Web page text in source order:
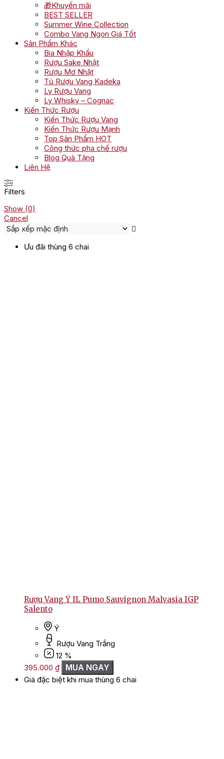
🎁Khuyến mãi
BEST SELLER
Summer Wine Collection
Combo Vang Ngon Giá Tốt
Sản Phẩm Khác
Bia Nhập Khẩu
Rượu Sake Nhật
Rượu Mơ Nhật
Tủ Rượu Vang Kadeka
Ly Rượu Vang
Ly Whisky – Cognac
Kiến Thức Rượu
Kiến Thức Rượu Vang
Kiến Thức Rượu Mạnh
Top Sản Phẩm HOT
Công thức pha chế rượu
Blog Quà Tặng
Liên Hệ
Filters
Show (0)
Cancel
Ưu đãi thùng 6 chai
Rượu Vang Ý IL Pumo Sauvignon Malvasia IGP
Salento
Ý
Rượu Vang Trắng
12 %
395.000 ₫ MUA NGAY
Giá đặc biệt khi mua thùng 6 chai